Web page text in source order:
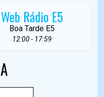
Web Rádio E5
Boa Tarde E5
12:00 - 17:59